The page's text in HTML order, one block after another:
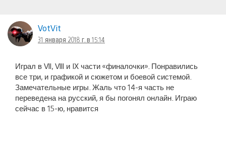
VotVit
31 января 2018 г. в 15:14
Играл в Vll, Vlll и IX части «финалочки». Понравились
все три, и графикой и сюжетом и боевой системой.
Замечательные игры. Жаль что 14-я часть не
переведена на русский, я бы погонял онлайн. Играю
сейчас в 15-ю, нравится